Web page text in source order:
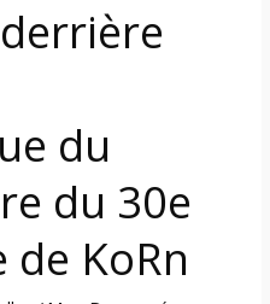
du
du 30e
KoRn